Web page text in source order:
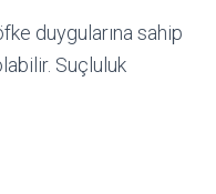
duygularına sahip
Suçluluk